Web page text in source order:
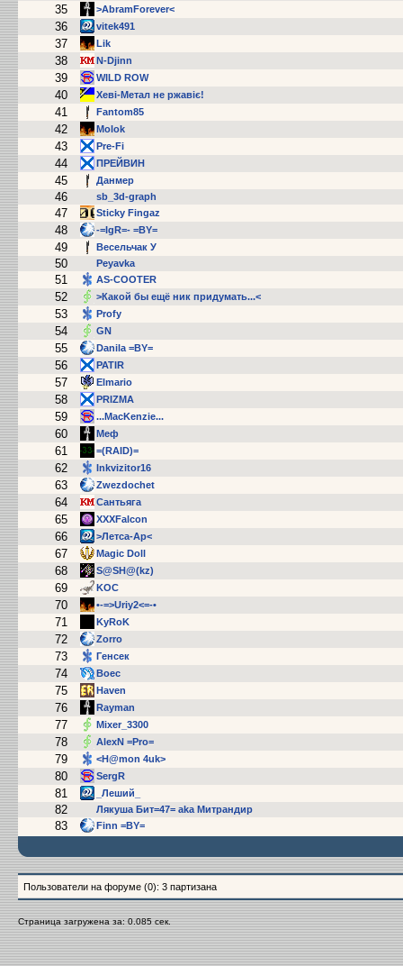
35 >AbramForever<
36 vitek491
37 Lik
38 N-Djinn
39 WILD ROW
40 Хеві-Метал не ржавіє!
41 Fantom85
42 Molok
43 Pre-Fi
44 ПРЕЙВИН
45 Данмер
46 sb_3d-graph
47 Sticky Fingaz
48 -=IgR=- =BY=
49 Весельчак У
50 Peyavka
51 AS-COOTER
52 >Какой бы ещё ник придумать...<
53 Profy
54 GN
55 Danila =BY=
56 PATIR
57 Elmario
58 PRIZMA
59 ...MacKenzie...
60 Меф
61 =(RAID)=
62 Inkvizitor16
63 Zwezdochet
64 Сантьяга
65 XXXFalcon
66 >Летса-Ар<
67 Magic Doll
68 S@SH@(kz)
69 KOC
70 •-=>Uriy2<=-•
71 KyRoK
72 Zorrо
73 Гeнсек
74 Boec
75 Haven
76 Rayman
77 Mixer_3300
78 AlexN =Pro=
79 <H@mon 4uk>
80 SergR
81 _Леший_
82 Лякуша Бит=47= aka Митрандир
83 Finn =BY=
Пользователи на форуме (0): 3 партизана
Страница загружена за: 0.085 сек.